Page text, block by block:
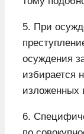
5. При
осуждения
избирается
изложенных
6.